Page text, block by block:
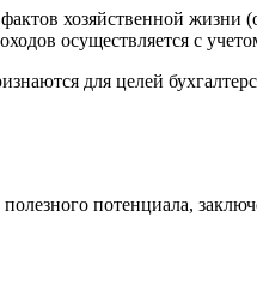
фактов хозяйственной
осуществляется с
для целей
потенциала,